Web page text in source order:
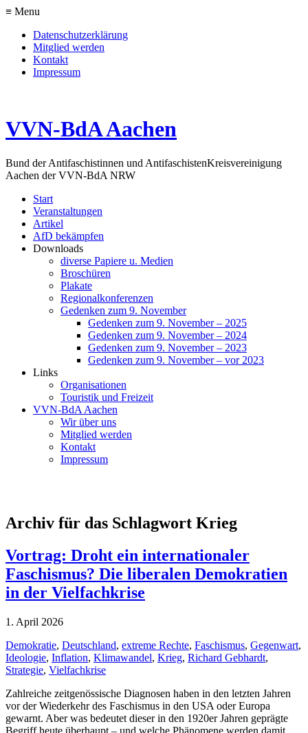
≡ Menu
Datenschutzerklärung
Mitglied werden
Kontakt
Impressum
VVN-BdA Aachen
Bund der Antifaschistinnen und AntifaschistenKreisvereinigung
Aachen der VVN-BdA NRW
Start
Veranstaltungen
Artikel
AfD bekämpfen
Downloads
diverse Papiere u. Medien
Broschüren
Plakate
Regionalkonferenzen
Gedenken zum 9. November
Gedenken zum 9. November – 2025
Gedenken zum 9. November – 2024
Gedenken zum 9. November – 2023
Gedenken zum 9. November – vor 2023
Links
Organisationen
Touristik und Freizeit
VVN-BdA Aachen
Wir über uns
Mitglied werden
Kontakt
Impressum
Archiv für das Schlagwort Krieg
Vortrag: Droht ein internationaler
Faschismus? Die liberalen Demokratien
in der Vielfachkrise
1. April 2026
Demokratie, Deutschland, extreme Rechte, Faschismus, Gegenwart,
Ideologie, Inflation, Klimawandel, Krieg, Richard Gebhardt,
Strategie, Vielfachkrise
Zahlreiche zeitgenössische Diagnosen haben in den letzten Jahren
vor der Wiederkehr des Faschismus in den USA oder Europa
gewarnt. Aber was bedeutet dieser in den 1920er Jahren geprägte
Begriff heute überhaupt – und welche Phänomene werden damit